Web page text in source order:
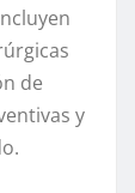
de
y